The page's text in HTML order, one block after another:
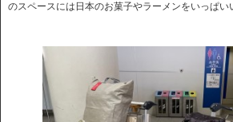
のスペースには日本のお菓子やラーメンをいっぱい